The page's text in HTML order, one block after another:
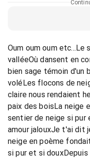
Oum oum oum
valléeOù dansent en
bien sage témoin d'un
voléLes flocons de
claire nous rendaient
paix des boisLa neige
sentier de neige si pur
amour jalouxJe t'ai dit
neige en poème
si pur et si